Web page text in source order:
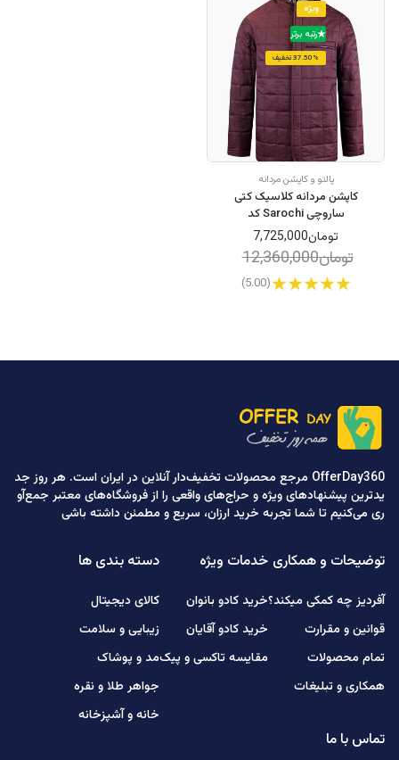
ویژه
رتبه برتر
37.50% تخفیف
پالتو و کاپشن مردانه
کاپشن مردانه کلاسیک کتی
ساروچی Sarochi کد
16010083048تومان7,725,000
تومان12,360,000
(5.00)
OfferDay360 مرجع محصولات تخفیف‌دار آنلاین در ایران است. هر روز جد
یدترین پیشنهادهای ویژه و حراج‌های واقعی را از فروشگاه‌های معتبر جمع‌آو
ری می‌کنیم تا شما تجربه خرید ارزان، سریع و مطمئن داشته باشی
توضیحات و همکاری
آفردیز چه کمکی میکند؟
قوانین و مقرارت
تمام محصولات
همکاری و تبلیغات
خدمات ویژه
خرید کادو بانوان
خرید کادو آقایان
مقایسه تاکسی و پیک
دسته بندی ها
کالای دیجیتال
زیبایی و سلامت
مد و پوشاک
جواهر طلا و نقره
خانه و آشپزخانه
تماس با ما